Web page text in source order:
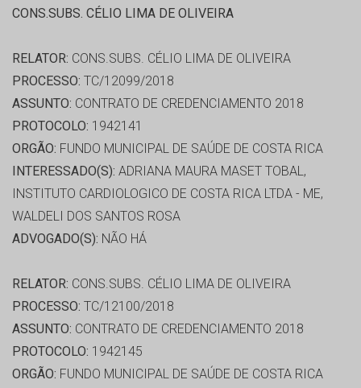
CONS.SUBS. CÉLIO LIMA DE OLIVEIRA
RELATOR: CONS.SUBS. CÉLIO LIMA DE OLIVEIRA
PROCESSO: TC/12099/2018
ASSUNTO: CONTRATO DE CREDENCIAMENTO 2018
PROTOCOLO: 1942141
ORGÃO: FUNDO MUNICIPAL DE SAÚDE DE COSTA RICA
INTERESSADO(S): ADRIANA MAURA MASET TOBAL,
INSTITUTO CARDIOLOGICO DE COSTA RICA LTDA - ME,
WALDELI DOS SANTOS ROSA
ADVOGADO(S): NÃO HÁ
RELATOR: CONS.SUBS. CÉLIO LIMA DE OLIVEIRA
PROCESSO: TC/12100/2018
ASSUNTO: CONTRATO DE CREDENCIAMENTO 2018
PROTOCOLO: 1942145
ORGÃO: FUNDO MUNICIPAL DE SAÚDE DE COSTA RICA